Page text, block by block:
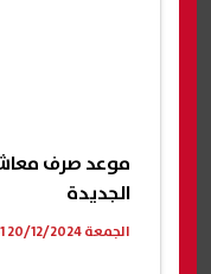
الجديدة
الجمعة 20/12/2024 12:51 م